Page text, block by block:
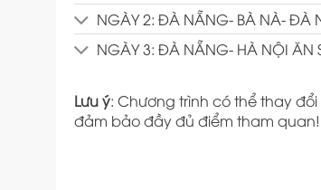
NGÀY 2: ĐÀ NẴNG- BÀ NÀ- ĐÀ
NGÀY 3: ĐÀ NẴNG- HÀ NỘI ĂN
Lưu ý: Chương trình có thể thay
đảm bảo đầy đủ điểm tham quan!